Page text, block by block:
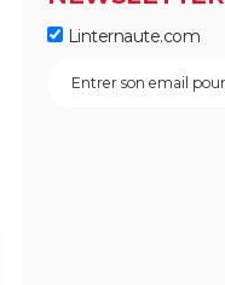
Linternaute.com